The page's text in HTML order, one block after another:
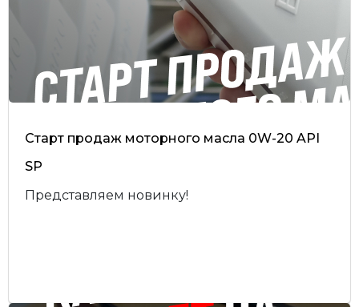
Старт продаж моторного масла 0W-20 API
SP
Представляем новинку!